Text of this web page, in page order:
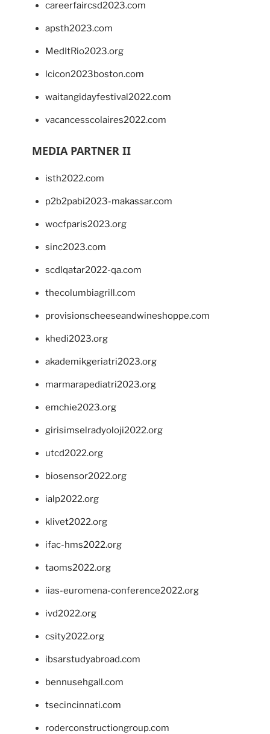
careerfaircsd2023.com
apsth2023.com
MedItRio2023.org
lcicon2023boston.com
waitangidayfestival2022.com
vacancesscolaires2022.com
MEDIA PARTNER II
isth2022.com
p2b2pabi2023-makassar.com
wocfparis2023.org
sinc2023.com
scdlqatar2022-qa.com
thecolumbiagrill.com
provisionscheeseandwineshoppe.com
khedi2023.org
akademikgeriatri2023.org
marmarapediatri2023.org
emchie2023.org
girisimselradyoloji2022.org
utcd2022.org
biosensor2022.org
ialp2022.org
klivet2022.org
ifac-hms2022.org
taoms2022.org
iias-euromena-conference2022.org
ivd2022.org
csity2022.org
ibsarstudyabroad.com
bennusehgall.com
tsecincinnati.com
roderconstructiongroup.com